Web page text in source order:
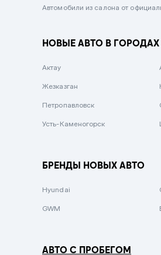
Вишневый
Зеленый металлик
Автомобили из салона от
НОВЫЕ АВТО В ГОРОДАХ
Актау
Жезказган
Петропавловск
Усть-Каменогорск
БРЕНДЫ НОВЫХ АВТО
Hyundai
GWM
АВТО С ПРОБЕГОМ